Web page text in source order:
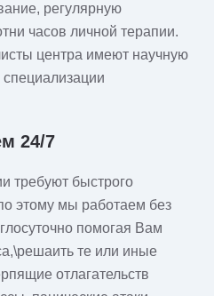
регулярную
часов личной терапии.
центра имеют научную
24/7
требуют быстрого
этому мы работаем без
помогая Вам
те или иные
отлагательств